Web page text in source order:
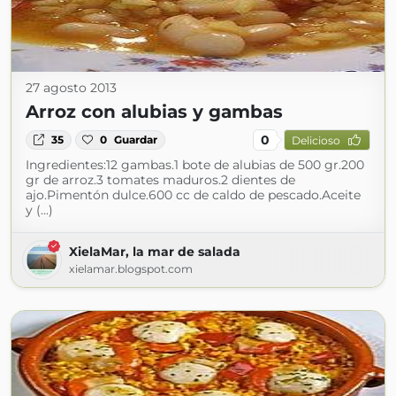
27 agosto 2013
Arroz con alubias y gambas
35 0 Guardar 0 Delicioso
Ingredientes:12 gambas.1 bote de alubias de 500 gr.200
gr de arroz.3 tomates maduros.2 dientes de
ajo.Pimentón dulce.600 cc de caldo de pescado.Aceite
y (...)
XielaMar, la mar de salada
xielamar.blogspot.com